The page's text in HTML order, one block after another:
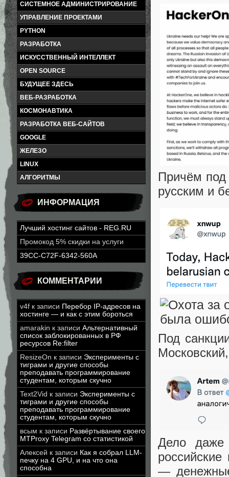
СИСТЕМНОЕ АДМИНИСТРИРОВАНИЕ
УПРАВЛЕНИЕ ПРОЕКТАМИ
PYTHON
РАЗРАБОТКА
ИСКУССТВЕННЫЙ ИНТЕЛЛЕКТ
OPEN SOURCE
БУДУЩЕЕ ЗДЕСЬ
ВЕБ-РАЗРАБОТКА
КОСМОНАВТИКА
РАЗРАБОТКА ВЕБ-САЙТОВ
GOOGLE
ЖЕЛЕЗО
LINUX
АЛГОРИТМЫ
ИНФОРМАЦИЯ
Лучший хостинг сайтов - REG.RU
Промокод 5% скидки на услуги
39CC-C72F-6342-560A
КОММЕНТАРИИ
v4f к записи Перебор IP-адресов на
хостинге — и как с этим бороться
amarakin к записи Альтернативный
список заблокированных в РФ
ресурсов Re:filter
ResizeOn к записи Эксперименты с
тиграми и другие способы
преподавать программирование
студентам, которым скучно
Text2Vid к записи Эксперименты с
тиграми и другие способы
преподавать программирование
студентам, которым скучно
всым к записи Развёртывание своего
MTProxy Telegram со статистикой
Алексей к записи Как я собрал LLM-
печку на 4 GPU, и на что она
способна
Причём под
русским и
Под
Дело даже
—